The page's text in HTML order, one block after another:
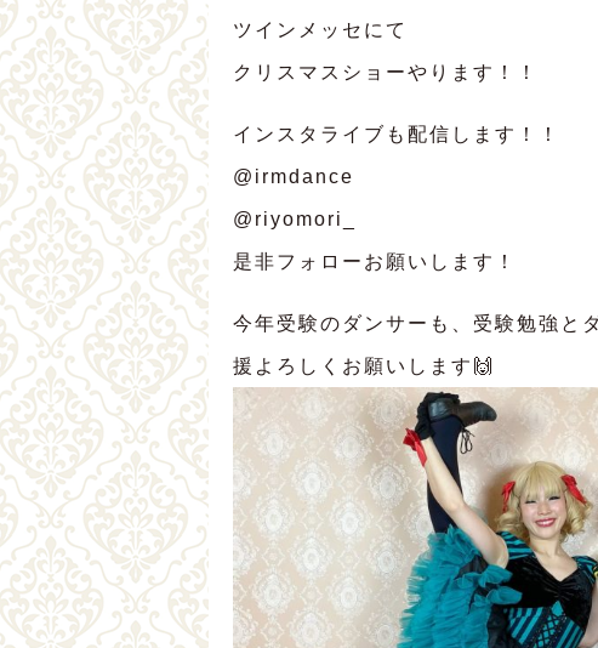
ツインメッセにて
クリスマスショーやります！！
インスタライブも配信します！！
@irmdance
@riyomori_
是非フォローお願いします！
今年受験のダンサーも、受験勉強と
援よろしくお願いします🙌